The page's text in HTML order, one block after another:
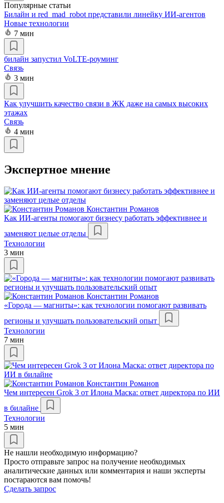
Популярные статьи
Билайн и red_mad_robot представили линейку ИИ-агентов
Новые технологии
7 мин
билайн запустил VoLTE-роуминг
Связь
3 мин
Как улучшить качество связи в ЖК даже на самых высоких
этажах
Связь
4 мин
Экспертное мнение
Константин Романов
Как ИИ-агенты помогают бизнесу работать эффективнее и
заменяют целые отделы
Технологии
3 мин
Константин Романов
«Города — магниты»: как технологии помогают развивать
регионы и улучшать пользовательский опыт
Технологии
7 мин
Константин Романов
Чем интересен Grok 3 от Илона Маска: ответ директора по ИИ
в билайне
Технологии
5 мин
Не нашли необходимую информацию?
Просто отправьте запрос на получение необходимых
аналитические данных или комментария и наши эксперты
постараются вам помочь!
Сделать запрос